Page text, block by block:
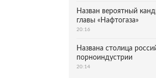
Назван вероятный
главы «Нафтогаза»
20:16
Названа столица
порноиндустрии
20:14